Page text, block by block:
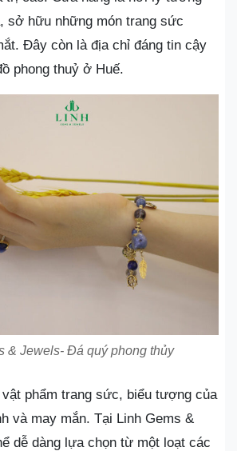
sở hữu những món trang sức
Đây còn là địa chỉ đáng tin cậy
phong thuỷ ở Huế.
& Jewels- Đá quý phong thủy
phẩm trang sức, biểu tượng của
và may mắn. Tại Linh Gems &
dễ dàng lựa chọn từ một loạt các